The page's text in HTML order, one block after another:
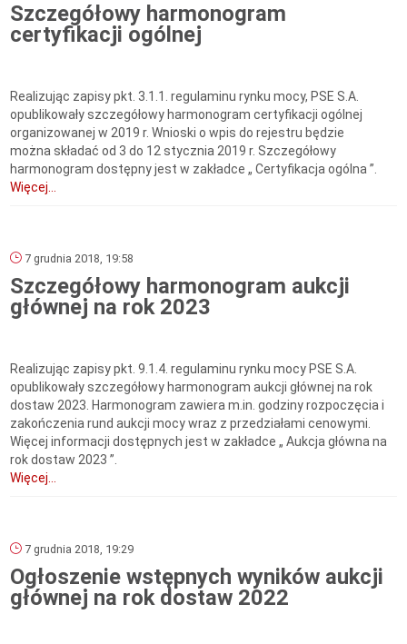
Szczegółowy harmonogram
certyfikacji ogólnej
Realizując zapisy pkt. 3.1.1. regulaminu rynku mocy, PSE S.A.
opublikowały szczegółowy harmonogram certyfikacji ogólnej
organizowanej w 2019 r. Wnioski o wpis do rejestru będzie
można składać od 3 do 12 stycznia 2019 r. Szczegółowy
harmonogram dostępny jest w zakładce „ Certyfikacja ogólna ”.
Więcej...
7 grudnia 2018, 19:58
Szczegółowy harmonogram aukcji
głównej na rok 2023
Realizując zapisy pkt. 9.1.4. regulaminu rynku mocy PSE S.A.
opublikowały szczegółowy harmonogram aukcji głównej na rok
dostaw 2023. Harmonogram zawiera m.in. godziny rozpoczęcia i
zakończenia rund aukcji mocy wraz z przedziałami cenowymi.
Więcej informacji dostępnych jest w zakładce „ Aukcja główna na
rok dostaw 2023 ”.
Więcej...
7 grudnia 2018, 19:29
Ogłoszenie wstępnych wyników aukcji
głównej na rok dostaw 2022